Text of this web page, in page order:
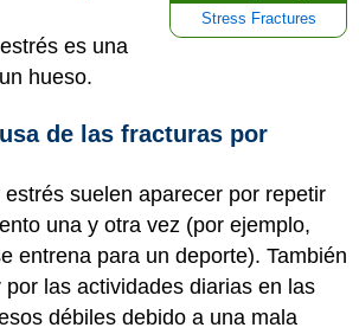
Stress Fractures
es una
hueso.
de las fracturas por
suelen aparecer por repetir
una y otra vez (por ejemplo,
entrena para un deporte). También
por las actividades diarias en las
débiles debido a una mala